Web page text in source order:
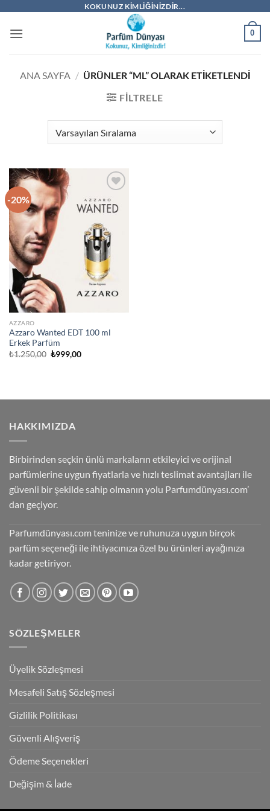
KOKUNUZ KIMLIĞINIZDIR...
0
ANA SAYFA / ÜRÜNLER “ML” OLARAK ETIKETLENDI
FILTRELE
-20%
İstek
Listeme
Ekle
AZZARO
Azzaro Wanted EDT 100 ml
Erkek Parfüm
₺1.250,00 Orijinal
₺999,00Şu
HAKKIMIZDA
Birbirinden seçkin ünlü markaların etkileyici ve orijinal
parfümlerine uygun fiyatlarla ve hızlı teslimat avantajları ile
güvenli bir şekilde sahip olmanın yolu Parfumdünyası.com’
dan geçiyor.
Parfumdünyası.com teninize ve ruhunuza uygun birçok
parfüm seçeneği ile ihtiyacınıza özel bu ürünleri ayağınıza
kadar getiriyor.
SÖZLEŞMELER
Üyelik Sözleşmesi
Mesafeli Satış Sözleşmesi
Gizlilik Politikası
Güvenli Alışveriş
Ödeme Seçenekleri
Değişim & İade